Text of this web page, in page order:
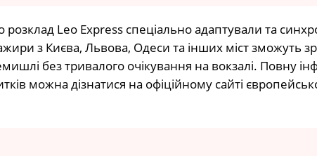
Leo Express спеціально адаптували та
з Києва, Львова, Одеси та інших міст зможуть
без тривалого очікування на вокзалі. Повну
можна дізнатися на офіційному сайті